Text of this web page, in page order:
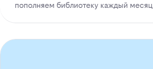
пополняем библиотеку каждый месяц